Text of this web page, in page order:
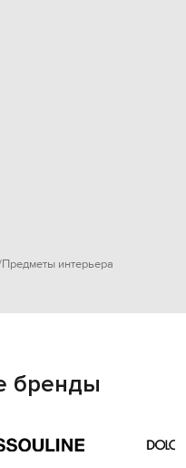
Предметы интерьера
бренды